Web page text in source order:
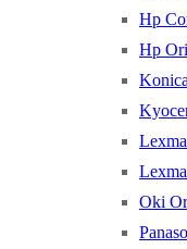
Hp
Hp
Oki